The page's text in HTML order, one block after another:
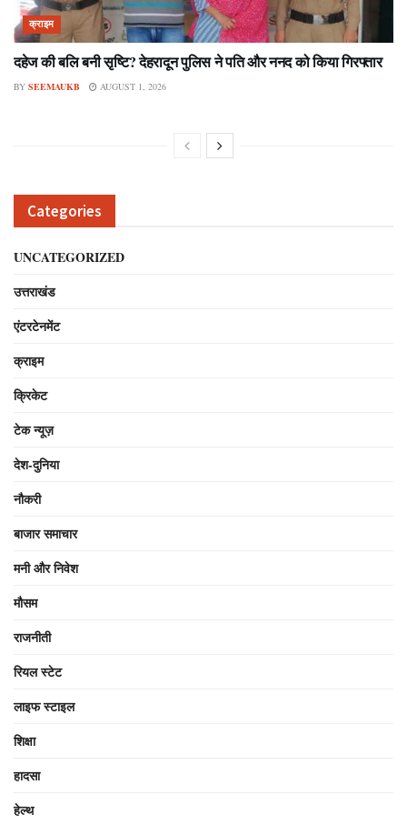
क्राइम
दहेज की बलि बनी सृष्टि? देहरादून पुलिस ने पति और ननद को किया गिरफ्तार
BY SEEMAUKB AUGUST 1, 2026
Categories
UNCATEGORIZED
उत्तराखंड
एंटरटेनमेंट
क्राइम
क्रिकेट
टेक न्यूज़
देश-दुनिया
नौकरी
बाजार समाचार
मनी और निवेश
मौसम
राजनीती
रियल स्टेट
लाइफ स्टाइल
शिक्षा
हादसा
हेल्थ